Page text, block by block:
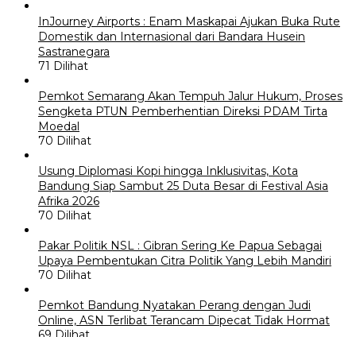
InJourney Airports : Enam Maskapai Ajukan Buka Rute
Domestik dan Internasional dari Bandara Husein
Sastranegara
71 Dilihat
Pemkot Semarang Akan Tempuh Jalur Hukum, Proses
Sengketa PTUN Pemberhentian Direksi PDAM Tirta
Moedal
70 Dilihat
Usung Diplomasi Kopi hingga Inklusivitas, Kota
Bandung Siap Sambut 25 Duta Besar di Festival Asia
Afrika 2026
70 Dilihat
Pakar Politik NSL : Gibran Sering Ke Papua Sebagai
Upaya Pembentukan Citra Politik Yang Lebih Mandiri
70 Dilihat
Pemkot Bandung Nyatakan Perang dengan Judi
Online, ASN Terlibat Terancam Dipecat Tidak Hormat